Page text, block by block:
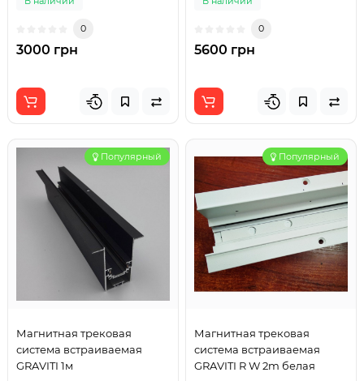
0
3000 грн
0
5600 грн
Популярный
Магнитная трековая
система встраиваемая
GRAVITI 1м
Популярный
Магнитная трековая
система встраиваемая
GRAVITI R W 2m белая